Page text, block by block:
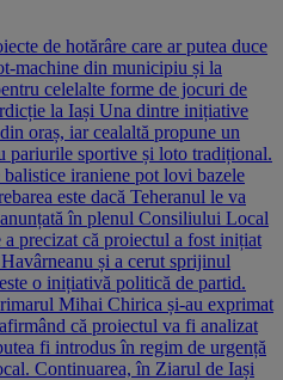
de hotărâre care ar putea duce
machine din municipiu și la
celelalte forme de jocuri de
la Iași Una dintre inițiative
oraș, iar cealaltă propune un
pariurile sportive și loto tradițional.
iraniene pot lovi bazele
este dacă Teheranul le va
în plenul Consiliului Local
precizat că proiectul a fost inițiat
și a cerut sprijinul
o inițiativă politică de partid.
Mihai Chirica și-au exprimat
că proiectul va fi analizat
fi introdus în regim de urgență
Continuarea, în Ziarul de Iași